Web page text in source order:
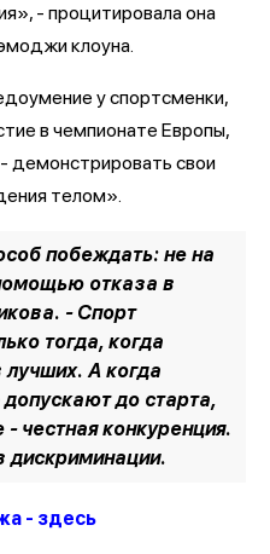
- процитировала она
клоуна.
у спортсменки,
в чемпионате Европы,
демонстрировать свои
телом».
побеждать: не на
отказа в
- Спорт
тогда, когда
А когда
до старта,
честная конкуренция.
дискриминации.
- здесь